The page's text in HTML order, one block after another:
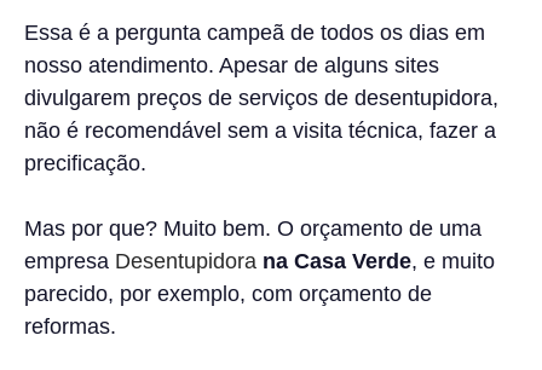
Essa é a pergunta campeã de todos os dias em
nosso atendimento. Apesar de alguns sites
divulgarem preços de serviços de desentupidora,
não é recomendável sem a visita técnica, fazer a
precificação.
Mas por que? Muito bem. O orçamento de uma
empresa Desentupidora na Casa Verde, e muito
parecido, por exemplo, com orçamento de
reformas.